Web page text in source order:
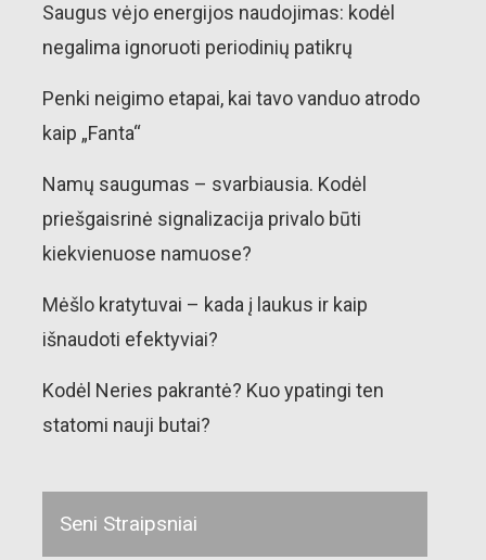
Saugus vėjo energijos naudojimas: kodėl
negalima ignoruoti periodinių patikrų
Penki neigimo etapai, kai tavo vanduo atrodo
kaip „Fanta“
Namų saugumas – svarbiausia. Kodėl
priešgaisrinė signalizacija privalo būti
kiekvienuose namuose?
Mėšlo kratytuvai – kada į laukus ir kaip
išnaudoti efektyviai?
Kodėl Neries pakrantė? Kuo ypatingi ten
statomi nauji butai?
Seni Straipsniai